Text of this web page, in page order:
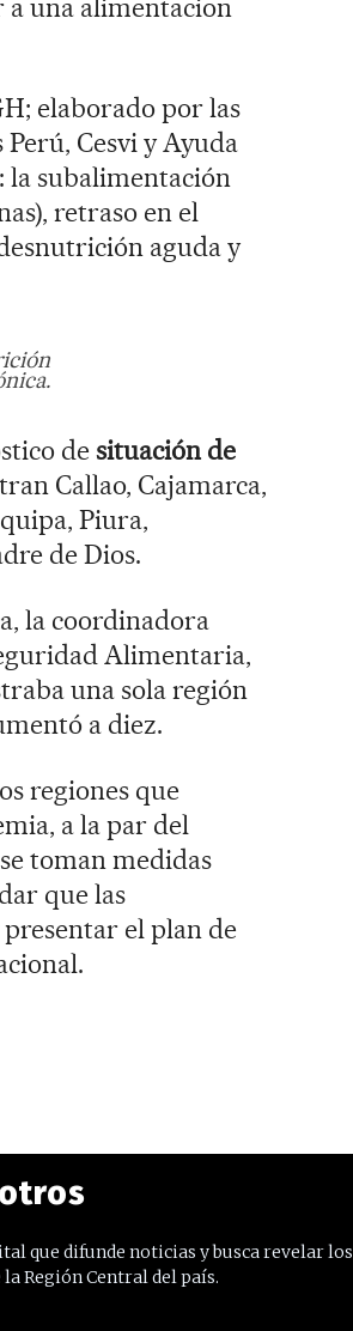
a una alimentacion
elaborado por las
Cesvi y Ayuda
: la subalimentación
retraso en el
aguda y
desituación de
Callao, Cajamarca,
Piura,
de Dios.
la coordinadora
Alimentaria,
una sola región
a diez.
regiones que
a la par del
toman medidas
que las
el plan de
que difunde noticias y busca revelar los
Región Central del país.